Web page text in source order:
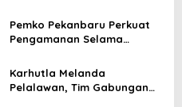
Pemko Pekanbaru Perkuat
Pengamanan Selama
Polri dan Patroli Rutin
Karhutla Melanda
Pelalawan, Tim Gabungan